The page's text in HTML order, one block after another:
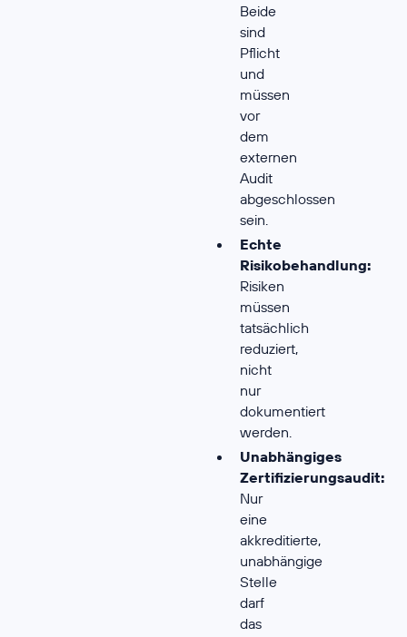
Beide
sind
Pflicht
und
müssen
vor
dem
externen
Audit
abgeschlossen
sein.
Echte
Risikobehandlung:
Risiken
müssen
tatsächlich
reduziert,
nicht
nur
dokumentiert
werden.
Unabhängiges
Zertifizierungsaudit:
Nur
eine
akkreditierte,
unabhängige
Stelle
darf
das